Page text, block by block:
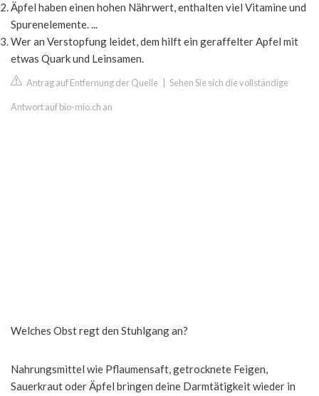
Äpfel haben einen hohen Nährwert, enthalten viel Vitamine und
Spurenelemente. ...
Wer an Verstopfung leidet, dem hilft ein geraffelter Apfel mit
etwas Quark und Leinsamen.
Antrag auf Entfernung der Quelle Sehen Sie sich die vollständige
Antwort auf bio-mio.ch an
Welches Obst regt den Stuhlgang an?
Nahrungsmittel wie Pflaumensaft, getrocknete Feigen,
Sauerkraut oder Äpfel bringen deine Darmtätigkeit wieder in